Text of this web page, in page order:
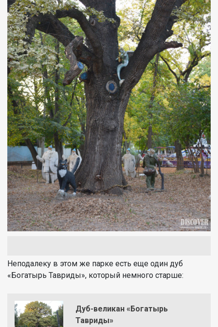
Неподалеку в этом же парке есть еще один дуб
«Богатырь Тавриды», который немного старше:
Дуб-великан «Богатырь
Тавриды»